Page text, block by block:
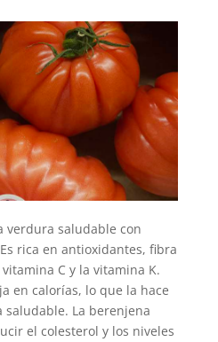
verdura saludable con
rica en antioxidantes, fibra
C y la vitamina K.
en calorías, lo que la hace
La berenjena
el colesterol y los niveles